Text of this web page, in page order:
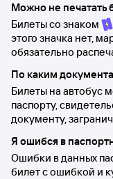
Можно не печатать
Билеты со знаком
этого значка нет,
обязательно
По каким
Билеты на автобус
паспорту,
документу,
Я ошибся в
Ошибки в данных
билет с ошибкой и